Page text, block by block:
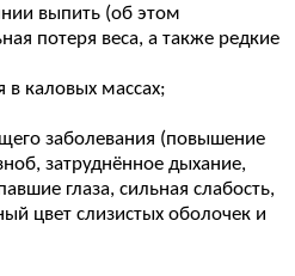
выпить (об этом
потеря веса, а также редкие
в каловых массах;
заболевания (повышение
затруднённое дыхание,
глаза, сильная слабость,
цвет слизистых оболочек и